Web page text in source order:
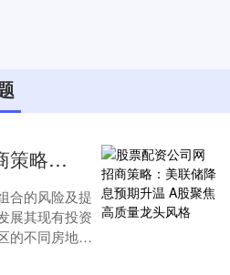
股票配资公司网 招商策略：美联储降息预期升温 A股聚焦高质量龙头风格
合的风险及提
展其现有投资
的不同房地产
资顾问管